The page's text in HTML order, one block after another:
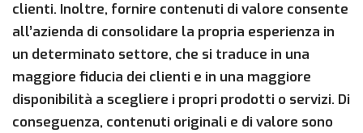
clienti. Inoltre, fornire contenuti di valore consente
all’azienda di consolidare la propria esperienza in
un determinato settore, che si traduce in una
maggiore fiducia dei clienti e in una maggiore
disponibilità a scegliere i propri prodotti o servizi. Di
conseguenza, contenuti originali e di valore sono